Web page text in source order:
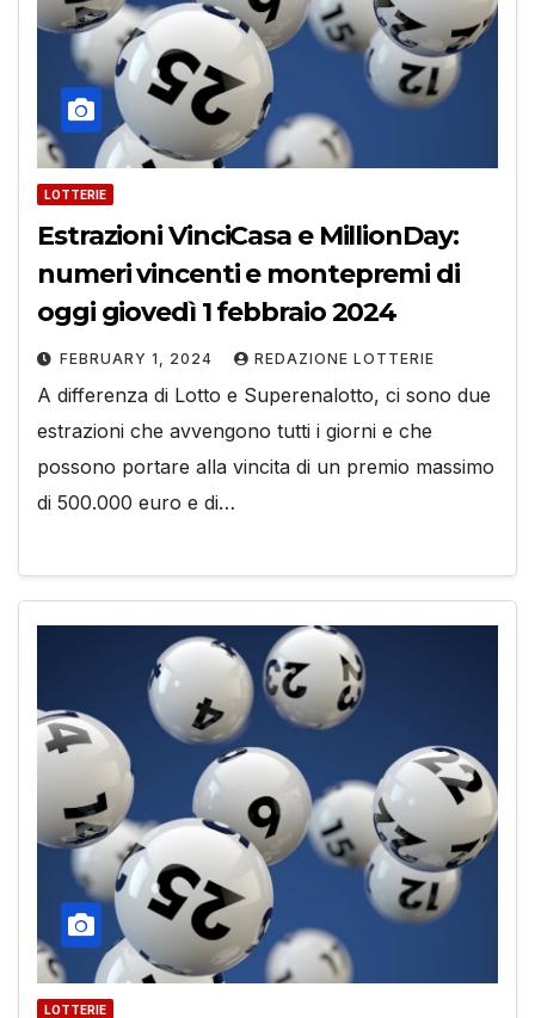
LOTTERIE
Estrazioni VinciCasa e MillionDay:
numeri vincenti e montepremi di
oggi giovedì 1 febbraio 2024
FEBRUARY 1, 2024 REDAZIONE LOTTERIE
A differenza di Lotto e Superenalotto, ci sono due
estrazioni che avvengono tutti i giorni e che
possono portare alla vincita di un premio massimo
di 500.000 euro e di…
LOTTERIE